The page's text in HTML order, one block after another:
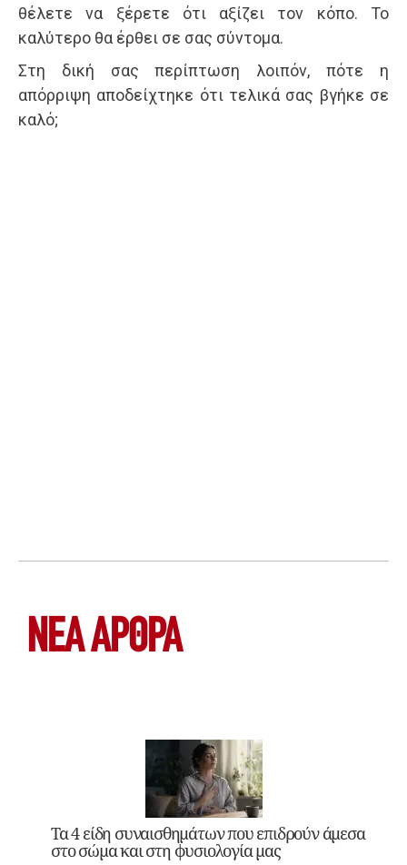
θέλετε να ξέρετε ότι αξίζει τον κόπο. Το
καλύτερο θα έρθει σε σας σύντομα.
Στη δική σας περίπτωση λοιπόν, πότε η
απόρριψη αποδείχτηκε ότι τελικά σας βγήκε σε
καλό;
ΝΕΑ ΆΡΘΡΑ
Τα 4 είδη συναισθημάτων που επιδρούν άμεσα
στο σώμα και στη φυσιολογία μας